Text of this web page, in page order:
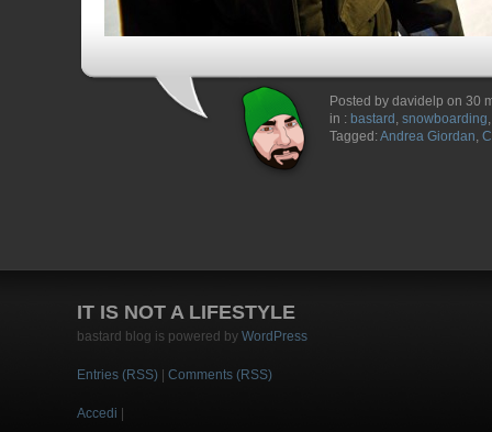
Posted by davidelp on 30
in : bastard , snowboarding
Tagged: Andrea Giordan,
IT IS NOT A LIFESTYLE
bastard blog is powered by WordPress
Entries (RSS) Comments (RSS)
Accedi